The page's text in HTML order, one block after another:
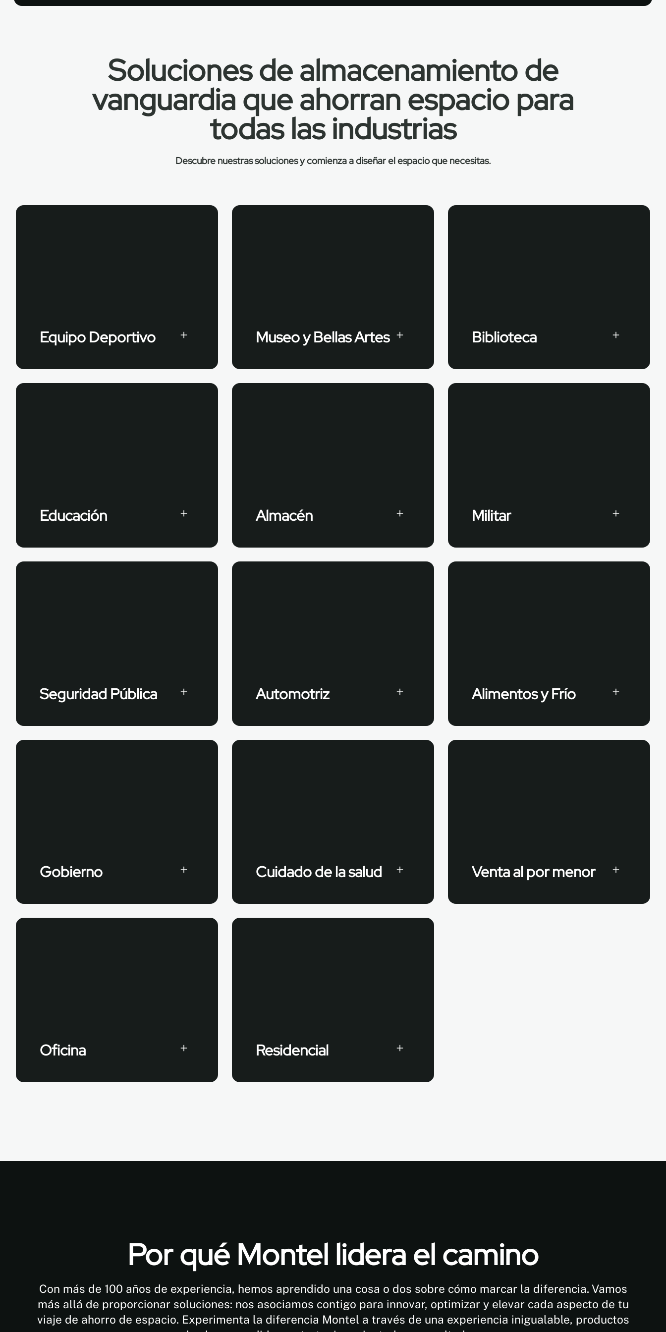
Soluciones de almacenamiento de
vanguardia que ahorran espacio para
todas las industrias
Descubre nuestras soluciones y comienza a diseñar el espacio que necesitas.
Equipo Deportivo Museo y Bellas Artes Biblioteca
Educación Almacén Militar
Seguridad Pública Automotriz Alimentos y Frío
Gobierno Cuidado de la salud Venta al por menor
Oficina Residencial
Por qué Montel lidera el camino
Con más de 100 años de experiencia, hemos aprendido una cosa o dos sobre cómo marcar la diferencia. Vamos
más allá de proporcionar soluciones: nos asociamos contigo para innovar, optimizar y elevar cada aspecto de tu
viaje de ahorro de espacio. Experimenta la diferencia Montel a través de una experiencia inigualable, productos